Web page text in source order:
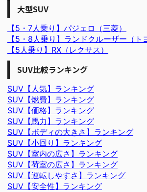
大型SUV
【5・7人乗り】パジェロ（三菱）
【5・8人乗り】ランドクルーザー（ト
【5人乗り】RX（レクサス）
SUV比較ランキング
SUV【人気】ランキング
SUV【燃費】ランキング
SUV【価格】ランキング
SUV【馬力】ランキング
SUV【ボディの大きさ】ランキング
SUV【小回り】ランキング
SUV【室内の広さ】ランキング
SUV【荷室の広さ】ランキング
SUV【運転しやすさ】ランキング
SUV【安全性】ランキング